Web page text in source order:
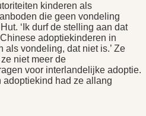
kinderen als
die geen vondeling
‘Ik durf de stelling aan dat
adoptiekinderen in
als vondeling, dat niet is.’ Ze
niet meer de
voor interlandelijke adoptie.
adoptiekind had ze allang